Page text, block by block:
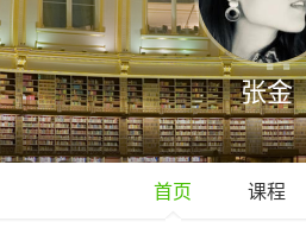
张金
首页 课程